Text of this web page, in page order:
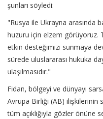
şunları söyledi:
"Rusya ile Ukrayna arasında
huzuru için elzem görüyoruz.
etkin desteğimizi sunmaya
sürede uluslararası hukuka
ulaşılmasıdır."
Fidan, bölgeyi ve dünyayı
Avrupa Birliği (AB) ilişkilerinin
tüm açıklığıyla gözler önüne